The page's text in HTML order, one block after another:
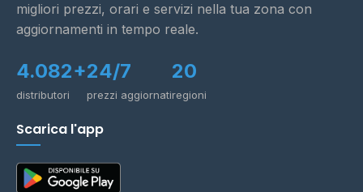
migliori prezzi, orari e servizi nella tua zona con
aggiornamenti in tempo reale.
4.082+
distributori
24/7
prezzi aggiornati
20
regioni
Scarica l'app